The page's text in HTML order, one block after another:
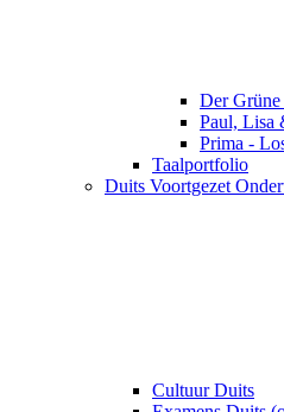
Der
Paul, Lisa
Prima -
Taalportfolio
Duits Voortgezet
Cultuur Duits